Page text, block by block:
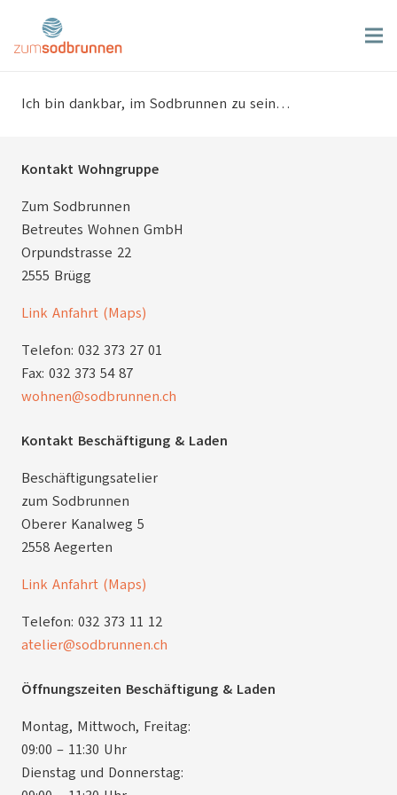
Ich bin dankbar, im Sodbrunnen zu sein…
Kontakt Wohngruppe
Zum Sodbrunnen
Betreutes Wohnen GmbH
Orpundstrasse 22
2555 Brügg
Link Anfahrt (Maps)
Telefon: 032 373 27 01
Fax: 032 373 54 87
wohnen@sodbrunnen.ch
Kontakt Beschäftigung & Laden
Beschäftigungsatelier
zum Sodbrunnen
Oberer Kanalweg 5
2558 Aegerten
Link Anfahrt (Maps)
Telefon: 032 373 11 12
atelier@sodbrunnen.ch
Öffnungszeiten Beschäftigung & Laden
Montag, Mittwoch, Freitag:
09:00 – 11:30 Uhr
Dienstag und Donnerstag: